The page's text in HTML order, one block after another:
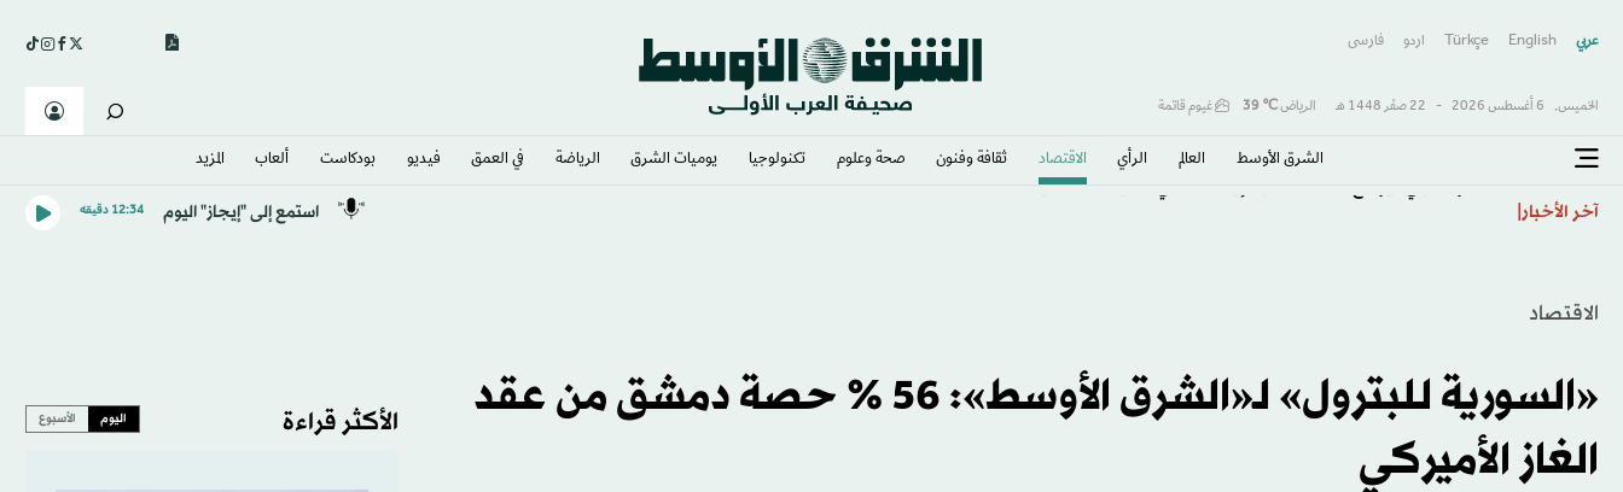
عربي English
Türkçe اردو فارسى
الخميس, 6 أغسطس 2026 - 22 صفَر 1448 هـ الرياض℃
39 غيوم قاتمة
الشرق الأوسط​ العالم الرأي الاقتصاد ثقافة وفنون صحة وعلوم تكنولوجيا يوميات الشرق​ الرياضة في العمق فيديو بودكاست ألعاب المزيد
آخر الأخبار استمع إلى "إيجاز" اليوم 12:34 دقيقه
الاقتصاد
«السورية للبترول» لـ«الشرق الأوسط»: 56 % حصة دمشق من عقد
الغاز الأميركي
الأكثر قراءة اليوم الأسبوع